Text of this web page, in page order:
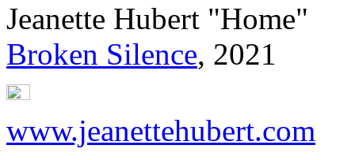
Jeanette Hubert "Home"
Broken Silence, 2021
www.jeanettehubert.com